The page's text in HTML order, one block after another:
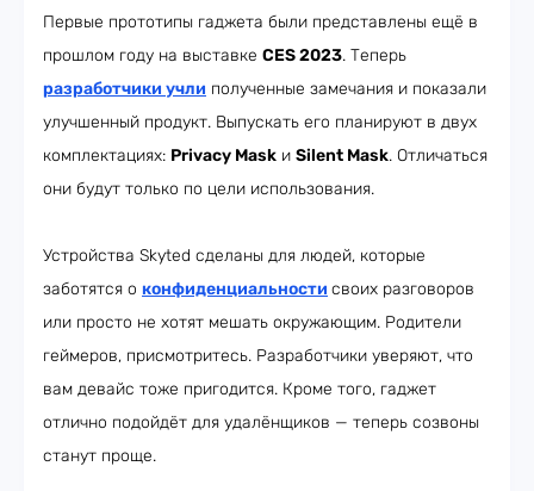
Первые прототипы гаджета были представлены ещё в
прошлом году на выставке CES 2023. Теперь
разработчики учли полученные замечания и показали
улучшенный продукт. Выпускать его планируют в двух
комплектациях: Privacy Mask и Silent Mask. Отличаться
они будут только по цели использования.
Устройства Skyted сделаны для людей, которые
заботятся о конфиденциальности своих разговоров
или просто не хотят мешать окружающим. Родители
геймеров, присмотритесь. Разработчики уверяют, что
вам девайс тоже пригодится. Кроме того, гаджет
отлично подойдёт для удалёнщиков — теперь созвоны
станут проще.